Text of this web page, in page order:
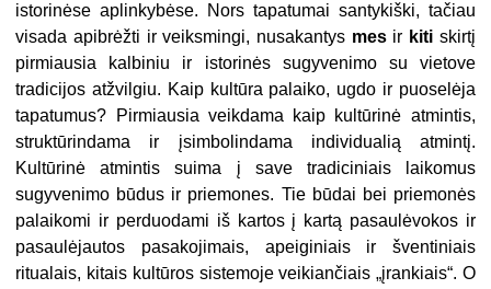
istorinėse aplinkybėse. Nors tapatumai santykiški, tačiau
visada apibrėžti ir veiksmingi, nusakantys mesir kitiskirtį
pirmiausia kalbiniu ir istorinės sugyvenimo su vietove
tradicijos atžvilgiu. Kaip kultūra palaiko, ugdo ir puoselėja
tapatumus? Pirmiausia veikdama kaip kultūrinė atmintis,
struktūrindama ir įsimbolindama individualią atmintį.
Kultūrinė atmintis suima į save tradiciniais laikomus
sugyvenimo būdus ir priemones. Tie būdai bei priemonės
palaikomi ir perduodami iš kartos į kartą pasaulėvokos ir
pasaulėjautos pasakojimais, apeiginiais ir šventiniais
ritualais, kitais kultūros sistemoje veikiančiais „įrankiais“. O